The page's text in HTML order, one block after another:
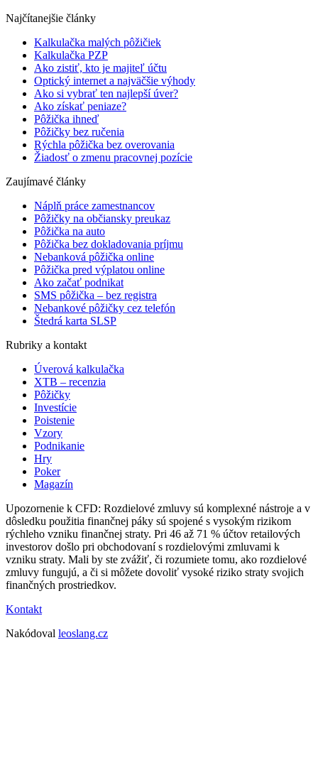
Najčítanejšie články
Kalkulačka malých pôžičiek
Kalkulačka PZP
Ako zistiť, kto je majiteľ účtu
Optický internet a najväčšie výhody
Ako si vybrať ten najlepší úver?
Ako získať peniaze?
Pôžička ihneď
Pôžičky bez ručenia
Rýchla pôžička bez overovania
Žiadosť o zmenu pracovnej pozície
Zaujímavé články
Náplň práce zamestnancov
Pôžičky na občiansky preukaz
Pôžička na auto
Pôžička bez dokladovania príjmu
Nebanková pôžička online
Pôžička pred výplatou online
Ako začať podnikat
SMS pôžička – bez registra
Nebankové pôžičky cez telefón
Štedrá karta SLSP
Rubriky a kontakt
Úverová kalkulačka
XTB – recenzia
Pôžičky
Investície
Poistenie
Vzory
Podnikanie
Hry
Poker
Magazín
Upozornenie k CFD: Rozdielové zmluvy sú komplexné nástroje a v
dôsledku použitia finančnej páky sú spojené s vysokým rizikom
rýchleho vzniku finančnej straty. Pri 46 až 71 % účtov retailových
investorov došlo pri obchodovaní s rozdielovými zmluvami k
vzniku straty. Mali by ste zvážiť, či rozumiete tomu, ako rozdielové
zmluvy fungujú, a či si môžete dovoliť vysoké riziko straty svojich
finančných prostriedkov.
Kontakt
Nakódoval leoslang.cz